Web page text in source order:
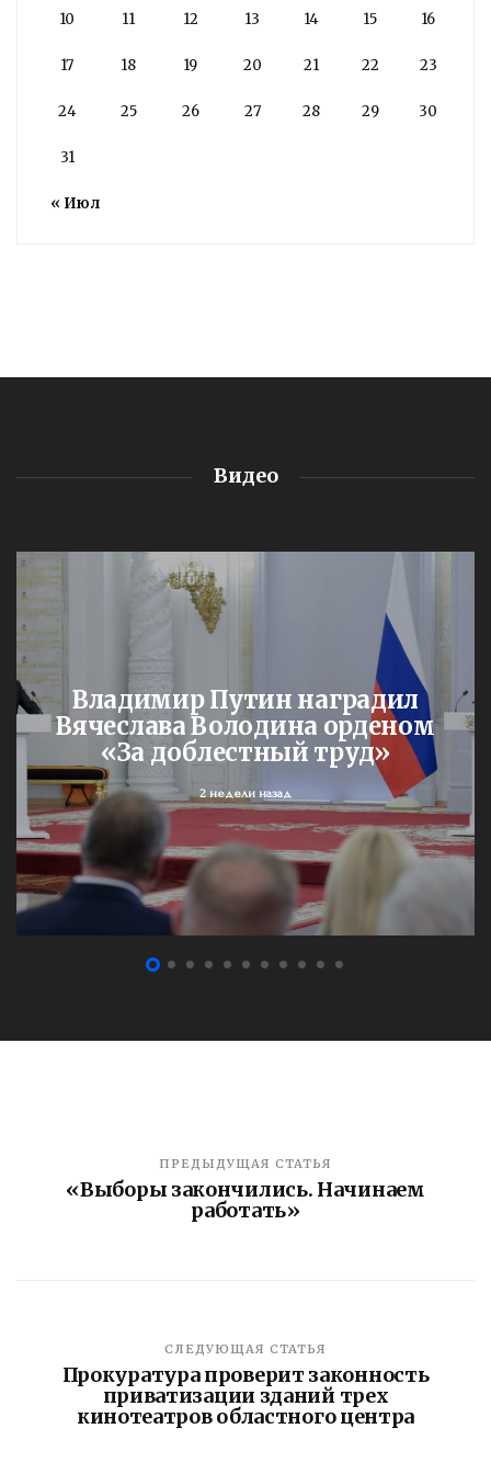
« Июл
10 11 12 13 14 15 16
17 18 19 20 21 22 23
24 25 26 27 28 29 30
31
Видео
Владимир Путин наградил
Вячеслава Володина орденом
«За доблестный труд»
2 недели назад
ПРЕДЫДУЩАЯ СТАТЬЯ
«Выборы закончились. Начинаем
работать»
СЛЕДУЮЩАЯ СТАТЬЯ
Прокуратура проверит законность
приватизации зданий трех
кинотеатров областного центра